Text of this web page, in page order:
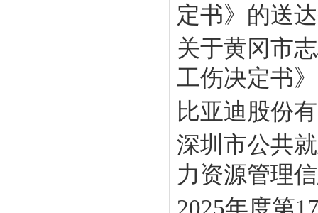
定书》的送
关于黄冈市
工伤决定书
比亚迪股份
深圳市公共
力资源管理
2025年度第